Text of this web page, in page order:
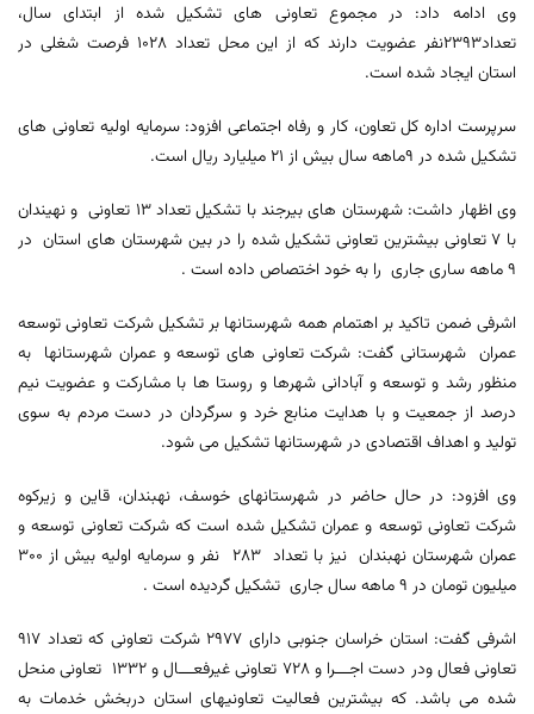
وی ادامه داد: در مجموع تعاونی های تشکیل شده از ابتدای سال،
تعداد2393نفر عضویت دارند که از این محل تعداد 1028 فرصت شغلی در
استان ایجاد شده است.
سرپرست اداره کل تعاون، کار و رفاه اجتماعی افزود: سرمایه اولیه تعاونی های
تشکیل شده در 9ماهه سال بیش از 21 میلیارد ریال است.
وی اظهار داشت: شهرستان های بیرجند با تشکیل تعداد 13 تعاونی و نهیندان
با 7 تعاونی بیشترین تعاونی تشکیل شده را در بین شهرستان های استان در
9 ماهه ساری جاری را به خود اختصاص داده است .
اشرفی ضمن تاکید بر اهتمام همه شهرستانها بر تشکیل شرکت تعاونی توسعه
عمران شهرستانی گفت: شرکت تعاونی های توسعه و عمران شهرستانها به
منظور رشد و توسعه و آبادانی شهرها و روستا ها با مشارکت و عضویت نیم
درصد از جمعیت و با هدایت منابع خرد و سرگردان در دست مردم به سوی
تولید و اهداف اقتصادی در شهرستانها تشکیل می شود.
وی افزود: در حال حاضر در شهرستانهای خوسف، نهبندان، قاین و زیرکوه
شرکت تعاونی توسعه و عمران تشکیل شده است که شرکت تعاونی توسعه و
عمران شهرستان نهبندان نیز با تعداد 283 نفر و سرمایه اولیه بیش از 300
میلیون تومان در 9 ماهه سال جاری تشکیل گردیده است .
اشرفی گفت: استان خراسان جنوبی دارای 2977 شرکت تعاونی که تعداد 917
تعاونی فعال ودر دست اجـــرا و 728 تعاونی غیرفعـــال و 1332 تعاونی منحل
شده می باشد. که بیشترین فعالیت تعاونیهای استان دربخش خدمات به